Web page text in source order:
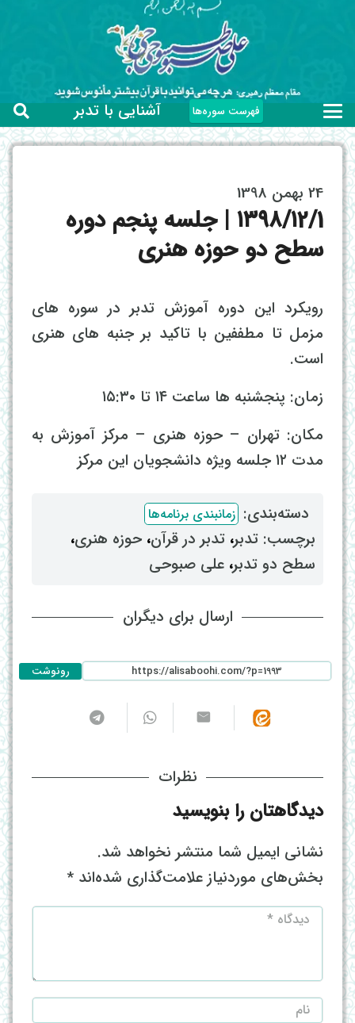
فهرست سوره‌ها آشنایی با تدبر
24 بهمن 1398
۱۳۹۸/۱2/1 | جلسه پنجم دوره
سطح دو حوزه هنری
رویکرد این دوره آموزش تدبر در سوره های
مزمل تا مطففین با تاکید بر جنبه های هنری
است.
زمان: پنجشنبه ها ساعت ۱۴ تا ۱۵:۳۰
مکان: تهران – حوزه هنری – مرکز آموزش به
مدت ۱۲ جلسه ویژه دانشجویان این مرکز
دسته‌بندی: ‌ زمانبندی برنامه‌ها
برچسب: ‌ تدبر، ‌ تدبر در قرآن، ‌ حوزه هنری،
سطح دو تدبر، ‌ علی صبوحی
ارسال برای دیگران
رونوشت
نظرات
دیدگاهتان را بنویسید
نشانی ایمیل شما منتشر نخواهد شد.
بخش‌های موردنیاز علامت‌گذاری شده‌اند *